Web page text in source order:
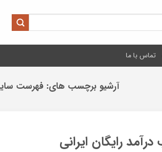
تماس با ما
آرشیو برچسب های:فهرست